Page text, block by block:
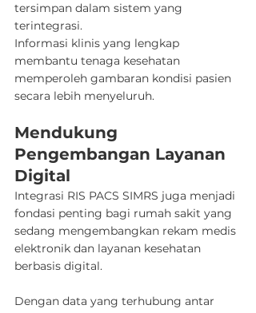
tersimpan dalam sistem yang
terintegrasi.
Informasi klinis yang lengkap
membantu tenaga kesehatan
memperoleh gambaran kondisi pasien
secara lebih menyeluruh.
Mendukung
Pengembangan Layanan
Digital
Integrasi RIS PACS SIMRS juga menjadi
fondasi penting bagi rumah sakit yang
sedang mengembangkan rekam medis
elektronik dan layanan kesehatan
berbasis digital.
Dengan data yang terhubung antar